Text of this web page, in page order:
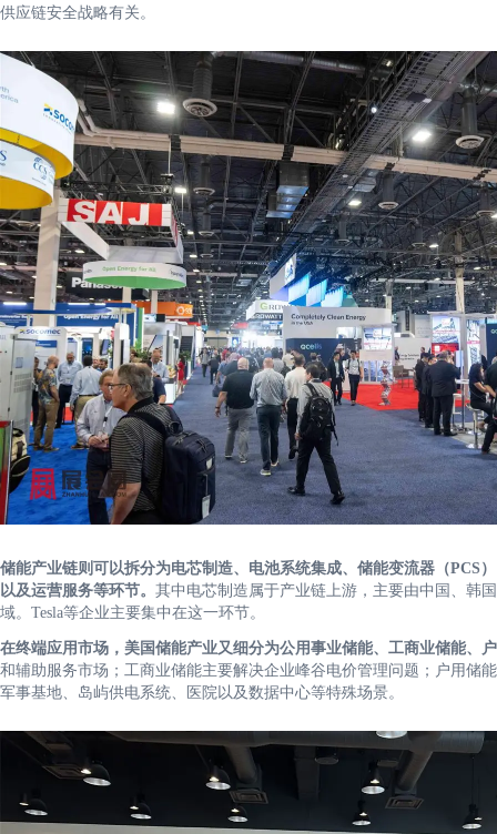
供应链安全战略有关。
储能产业链则可以拆分为电芯制造、电池系统集成、储能变流器（PCS
以及运营服务等环节。 其中电芯制造属于产业链上游，主要由中国、韩
域。Tesla等企业主要集中在这一环节。
在终端应用市场，美国储能产业又细分为公用事业储能、工商业储能、
和辅助服务市场；工商业储能主要解决企业峰谷电价管理问题；户用储
军事基地、岛屿供电系统、医院以及数据中心等特殊场景。